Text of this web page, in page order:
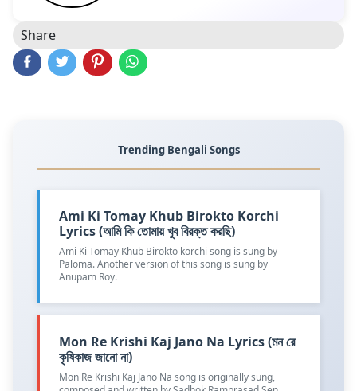
Share
Trending Bengali Songs
Ami Ki Tomay Khub Birokto Korchi
Lyrics (আমি কি তোমায় খুব বিরক্ত করছি)
Ami Ki Tomay Khub Birokto korchi song is sung by
Paloma. Another version of this song is sung by
Anupam Roy.
Mon Re Krishi Kaj Jano Na Lyrics (মন রে
কৃষিকাজ জানো না)
Mon Re Krishi Kaj Jano Na song is originally sung,